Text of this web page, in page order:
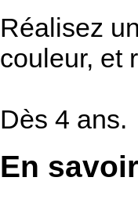
Réalisez
couleur, et
Dès 4 ans.
En